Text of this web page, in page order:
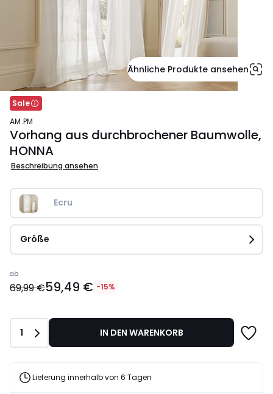
Ähnliche Produkte ansehen
Sale
AM.PM
Vorhang aus durchbrochener Baumwolle,
HONNA
Beschreibung ansehen
Ecru
Größe
Ab
59,49
15%
angewendet.
ab
69,99 €59,49 € -15%
Anzahl
1 IN DEN WARENKORB
Lieferung innerhalb von 6 Tagen